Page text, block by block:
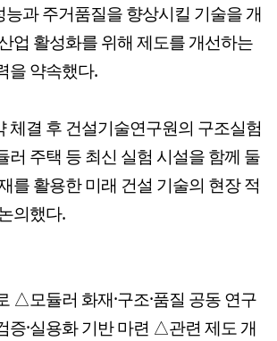
과 주거품질을 향상시킬 기술을 개
업 활성화를 위해 제도를 개선하는
을 약속했다.
체결 후 건설기술연구원의 구조실험
러 주택 등 최신 실험 시설을 함께 둘
를 활용한 미래 건설 기술의 현장 적
의했다.
△모듈러 화재·구조·품질 공동 연구
·실용화 기반 마련 △관련 제도 개